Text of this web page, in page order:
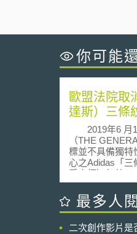
你可能
歐盟法院取
達斯）三條
2019年6 月
（THE
標並不具備獨特
心之Adidas「三
爭商標）無效。 Adidas於2013年
底，將系爭商標
交「圖形商標」
註冊申請，並登
司Shoe
最多人
二次創作影片是